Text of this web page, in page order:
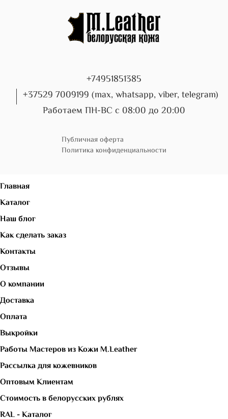
+74951851385
+37529 7009199 (max, whatsapp, viber, telegram)
Работаем ПН-ВС с 08:00 до 20:00
Публичная оферта
Политика конфиденциальности
Главная
Каталог
Наш блог
Как сделать заказ
Контакты
Отзывы
О компании
Доставка
Оплата
Выкройки
Работы Мастеров из Кожи M.Leather
Рассылка для кожевников
Оптовым Клиентам
Стоимость в белорусских рублях
RAL - Каталог